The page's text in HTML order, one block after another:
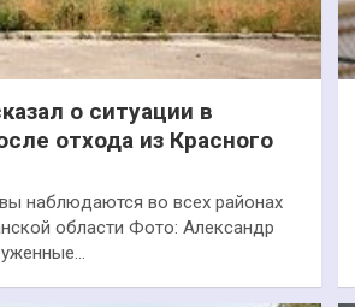
о ситуации в
отхода из Красного
наблюдаются во всех районах
области Фото: Александр